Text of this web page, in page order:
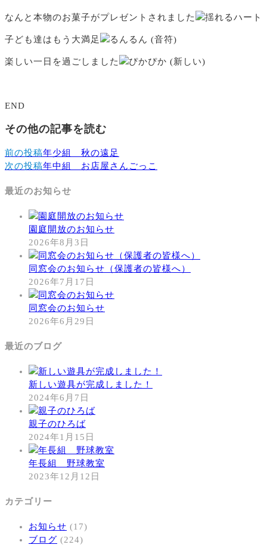
なんと本物のお菓子がプレゼントされました
子ども達はもう大満足
楽しい一日を過ごしました
END
その他の記事を読む
前の投稿年少組 秋の遠足
次の投稿年中組 お店屋さんごっこ
最近のお知らせ
園庭開放のお知らせ
2026年8月3日
同窓会のお知らせ（保護者の皆様へ）
2026年7月17日
同窓会のお知らせ
2026年6月29日
最近のブログ
新しい遊具が完成しました！
2024年6月7日
親子のひろば
2024年1月15日
年長組 野球教室
2023年12月12日
カテゴリー
お知らせ (17)
ブログ (224)